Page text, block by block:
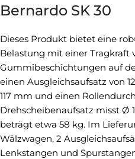
Bernardo SK 30
Dieses Produkt bietet eine
Belastung mit einer Tragkraft
Gummibeschichtungen auf
einen Ausgleichsaufsatz von
117 mm und einen
Drehscheibenaufsatz misst Ø
beträgt etwa 58 kg. Im
Wälzwagen, 2
Lenkstangen und